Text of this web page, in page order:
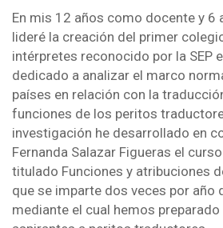
En mis 12 años como docente y 6
lideré la creación del primer
intérpretes reconocido por la SEP
dedicado a analizar el marco
países en relación con la
funciones de los peritos
investigación he desarrollado en
Fernanda Salazar Figueras el
titulado Funciones y atribuciones
que se imparte dos veces por año
mediante el cual hemos